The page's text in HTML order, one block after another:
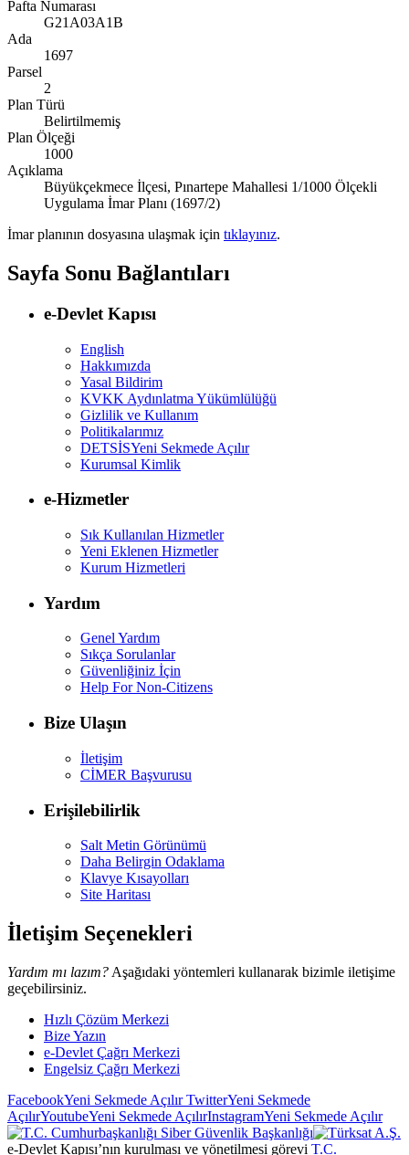
Pafta Numarası
G21A03A1B
Ada
1697
Parsel
2
Plan Türü
Belirtilmemiş
Plan Ölçeği
1000
Açıklama
Büyükçekmece İlçesi, Pınartepe Mahallesi 1/1000 Ölçekli
Uygulama İmar Planı (1697/2)
İmar planının dosyasına ulaşmak için tıklayınız.
Sayfa Sonu Bağlantıları
e-Devlet Kapısı
English
Hakkımızda
Yasal Bildirim
KVKK Aydınlatma Yükümlülüğü
Gizlilik ve Kullanım
Politikalarımız
DETSİSYeni Sekmede Açılır
Kurumsal Kimlik
e-Hizmetler
Sık Kullanılan Hizmetler
Yeni Eklenen Hizmetler
Kurum Hizmetleri
Yardım
Genel Yardım
Sıkça Sorulanlar
Güvenliğiniz İçin
Help For Non-Citizens
Bize Ulaşın
İletişim
CİMER Başvurusu
Erişilebilirlik
Salt Metin Görünümü
Daha Belirgin Odaklama
Klavye Kısayolları
Site Haritası
İletişim Seçenekleri
Yardım mı lazım? Aşağıdaki yöntemleri kullanarak bizimle iletişime
geçebilirsiniz.
Hızlı Çözüm Merkezi
Bize Yazın
e-Devlet Çağrı Merkezi
Engelsiz Çağrı Merkezi
FacebookYeni Sekmede AçılırTwitterYeni Sekmede
AçılırYoutubeYeni Sekmede AçılırInstagramYeni Sekmede Açılır
e-Devlet Kapısı’nın kurulması ve yönetilmesi görevi T.C.